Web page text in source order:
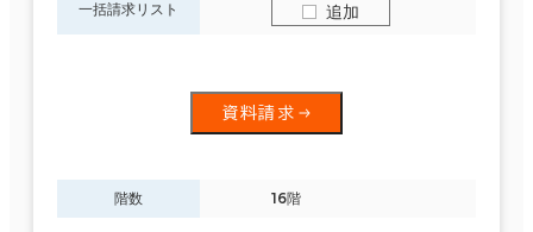
一括請求リスト 追加
資料請求
階数 16階